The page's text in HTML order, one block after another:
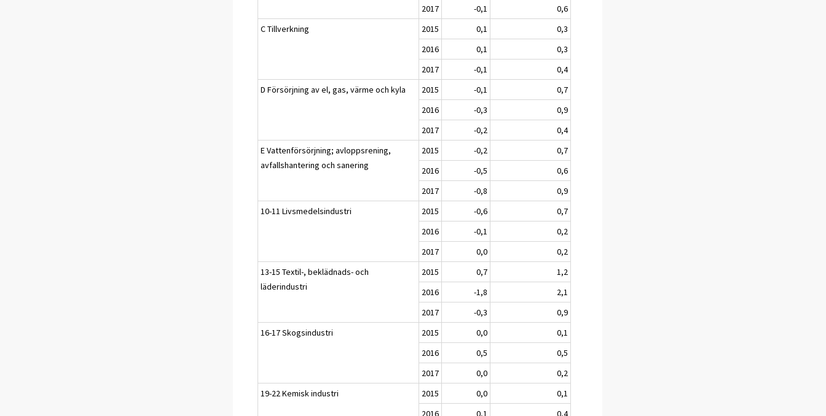
2017
-0,1
0,6
C Tillverkning
2015 0,1
0,3
2016
0,1
0,3
2017
-0,1
0,4
D Försörjning av el, gas, värme och kyla
2015 -0,1
0,7
2016
-0,3
0,9
2017
-0,2
0,4
E Vattenförsörjning; avloppsrening,
avfallshantering och sanering
2015 -0,2
0,7
2016
-0,5
0,6
2017
-0,8
0,9
10-11 Livsmedelsindustri
2015 -0,6
0,7
2016
-0,1
0,2
2017
0,0
0,2
13-15 Textil-, beklädnads- och
läderindustri
2015 0,7
1,2
2016
-1,8
2,1
2017
-0,3
0,9
16-17 Skogsindustri
2015 0,0
0,1
2016
0,5
0,5
2017
0,0
0,2
19-22 Kemisk industri
2015 0,0
0,1
2016
0,1 0,4